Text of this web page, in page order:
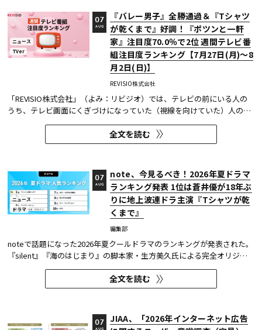
ニュース
TVer
『バレー男子』全勝通過＆『Tシャツ
が乾くまで』好調！『ポツンと一軒
家』注目度70.0％で2位 週間テレビ番
組注目度ランキング【7月27日(月)～8
月2日(日)】
REVISIO株式会社
07
AUG
「REVISIO株式会社」（よみ：リビジオ）では、テレビの前にいる人の
うち、テレビ画面にくぎづけになっていた（視線を向けていた）人の割
合がわかる「注目度」を用いて、「個人全体」ならびにREVISIOで定義
した「コア視聴層（男女13歳～49歳）」のテレビ番組ランキングを公開
している。
全文を読む
ニュース
ドラマ
note、今見るべき！2026年夏ドラマ
ランキング発表 1位は蒼井優が18年ぶ
りに地上波連ドラ主演『Tシャツが乾
くまで』
編集部
07
AUG
noteで話題になった2026年夏クールドラマのランキングが発表された。
『silent』『海のはじまり』の脚本家・生方美久氏による完全オリジナ
ル作品で、蒼井優が18年ぶりに地上波連続ドラマの主演を務めた『Tシ
ャツが乾くまで』が第1位に輝いた。 また今回、Netflixの『ガス人間』
が3位にランクイン。春クールの『九条の大罪』に続き、2クール...
全文を読む
JIAA、「2026年インターネット広告
07